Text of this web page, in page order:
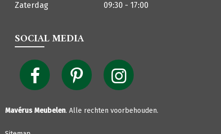
Zaterdag
09:30 - 17:00
SOCIAL MEDIA
Mavérus Meubelen. Alle rechten voorbehouden.